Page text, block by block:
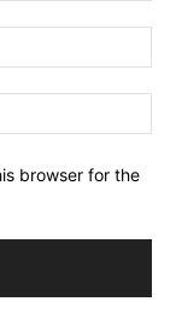
browser for the